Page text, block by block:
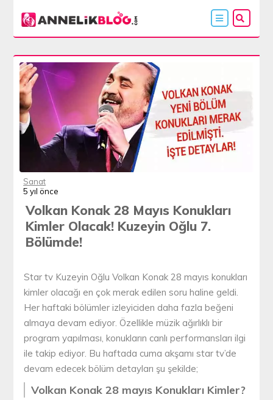
Sanat
5 yıl önce
Volkan Konak 28 Mayıs Konukları
Kimler Olacak! Kuzeyin Oğlu 7.
Bölümde!
Star tv Kuzeyin Oğlu Volkan Konak 28 mayıs konukları
kimler olacağı en çok merak edilen soru haline geldi.
Her haftaki bölümler izleyiciden daha fazla beğeni
almaya devam ediyor. Özellikle müzik ağırlıklı bir
program yapılması, konukların canlı performansları ilgi
ile takip ediyor. Bu haftada cuma akşamı star tv’de
devam edecek bölüm detayları şu şekilde;
Volkan Konak 28 mayıs Konukları Kimler?